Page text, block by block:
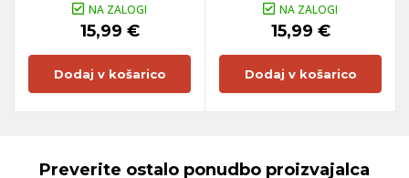
NA ZALOGI
15,99 €
Dodaj v košarico
NA ZALOGI
15,99 €
Dodaj v košarico
Preverite ostalo ponudbo proizvajalca